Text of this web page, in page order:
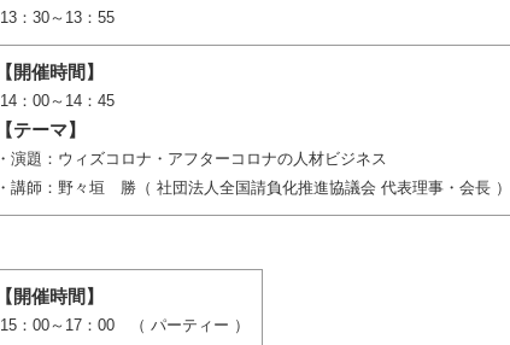
13：30～13：55
【開催時間】
14：00～14：45
【テーマ】
・演題：ウィズコロナ・アフターコロナの人材ビジネス
・講師：野々垣 勝（ 社団法人全国請負化推進協議会 代表理事・会長 ）
【開催時間】
15：00～17：00 （ パーティー ）